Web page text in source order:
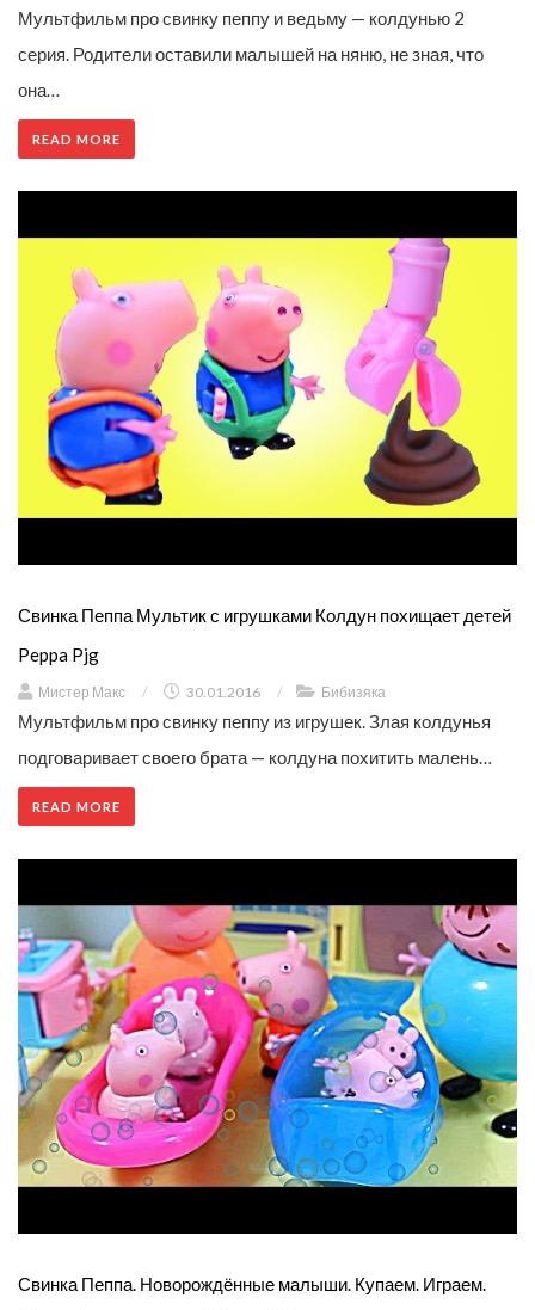
Мультфильм про свинку пеппу и ведьму — колдунью 2
серия. Родители оставили малышей на няню, не зная, что
она…
READ MORE
Свинка Пеппа Мультик с игрушками Колдун похищает детей
Peppa Pjg
Мистер Макс / 30.01.2016 / Бибизяка
Мультфильм про свинку пеппу из игрушек. Злая колдунья
подговаривает своего брата — колдуна похитить малень…
READ MORE
Свинка Пеппа. Новорождённые малыши. Купаем. Играем.